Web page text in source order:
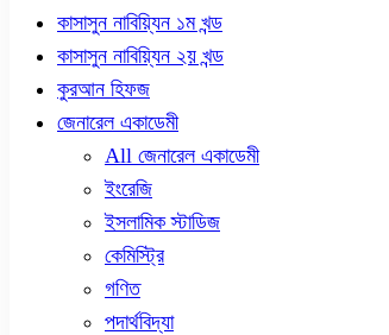
কাসাসুন নাবিয়্যিন ১ম খন্ড
কাসাসুন নাবিয়্যিন ২য় খন্ড
কুরআন হিফজ
জেনারেল একাডেমী
All জেনারেল একাডেমী
ইংরেজি
ইসলামিক স্টাডিজ
কেমিস্ট্রি
গণিত
পদার্থবিদ্যা